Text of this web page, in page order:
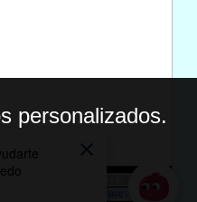
personalizados.